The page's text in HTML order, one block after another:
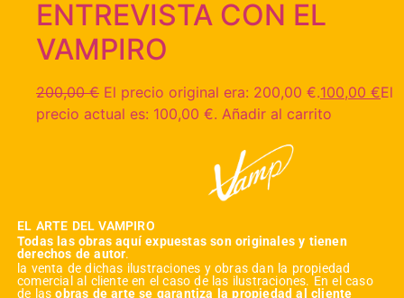
ENTREVISTA CON EL
VAMPIRO
200,00€ El precio original era: 200,00 €.100,00 €El
precio actual es: 100,00 €. Añadir al carrito
EL ARTE DEL VAMPIRO
Todas las obras aquí expuestas son originales y tienen
derechos de autor.
la venta de dichas ilustraciones y obras dan la propiedad
comercial al cliente en el caso de las ilustraciones. En el caso
de lasobras de arte se garantiza la propiedad al cliente